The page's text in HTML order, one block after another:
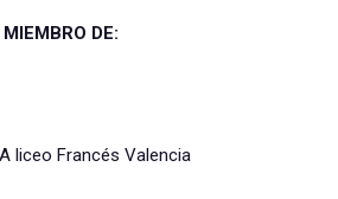
MIEMBRO DE:
liceo Francés Valencia